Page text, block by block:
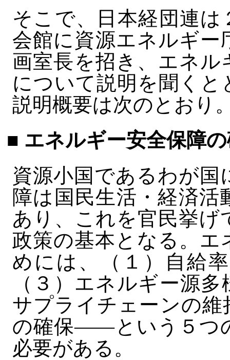
そこで、日本経団連
会館に資源エネルギー
画室長を招き、エネ
について説明を聞く
説明概要は次のとおり
■ エネルギー安全保障
資源小国であるわが
障は国民生活・経済
あり、これを官民挙
政策の基本となる。エ
めには、（１）自給
（３）エネルギー源
サプライチェーンの維
の確保――という５つ
必要がある。